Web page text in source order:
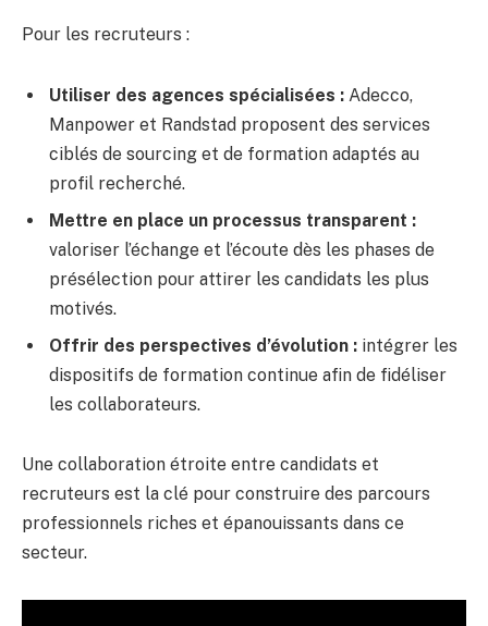
Pour les recruteurs :
Utiliser des agences spécialisées : Adecco,
Manpower et Randstad proposent des services
ciblés de sourcing et de formation adaptés au
profil recherché.
Mettre en place un processus transparent :
valoriser l’échange et l’écoute dès les phases de
présélection pour attirer les candidats les plus
motivés.
Offrir des perspectives d’évolution : intégrer les
dispositifs de formation continue afin de fidéliser
les collaborateurs.
Une collaboration étroite entre candidats et
recruteurs est la clé pour construire des parcours
professionnels riches et épanouissants dans ce
secteur.